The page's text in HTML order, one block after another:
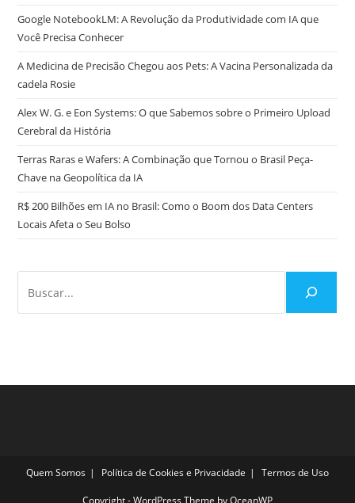
Google NotebookLM: A Revolução da Produtividade com IA que
Você Precisa Conhecer
A Medicina de Precisão Chegou aos Pets: A Vacina Personalizada da
cadela Rosie
Alex W. G. e Eon Systems: O que Sabemos sobre o Primeiro Upload
Cerebral da História
Terras Raras e Wafers: A Combinação que Tornou o Brasil Peça-
Chave na Geopolítica da IA
R$ 200 Bilhões em IA no Brasil: Como o Boom dos Data Centers
Locais Afeta o Seu Bolso
Quem Somos Política de Cookies e Privacidade Termos de Uso